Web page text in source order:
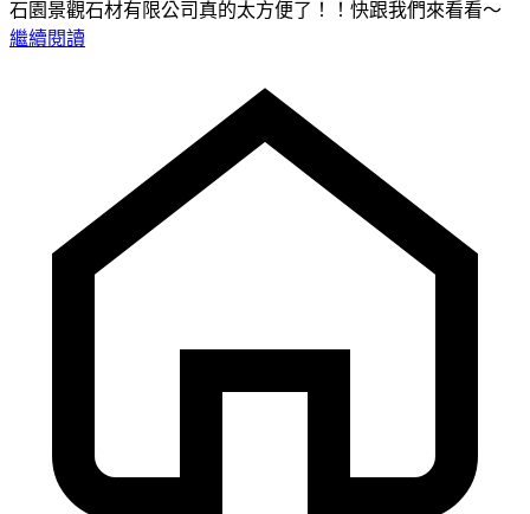
石園景觀石材有限公司真的太方便了！！快跟我們來看看～
繼續閱讀